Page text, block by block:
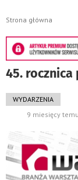
Strona główna
45. rocznica
WYDARZENIA
9 miesięcy